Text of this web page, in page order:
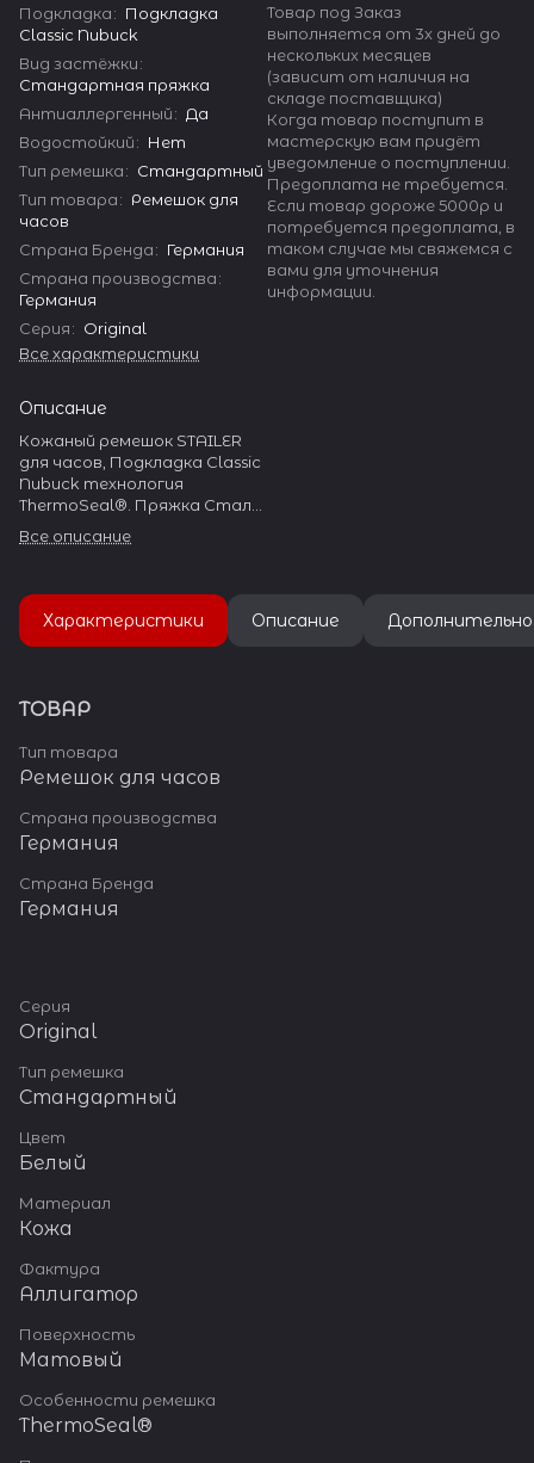
Подкладка: Подкладка
Classic Nubuck
Вид застёжки:
Стандартная пряжка
Антиаллергенный: Да
Водостойкий: Нет
Тип ремешка: Стандартный
Тип товара: Ремешок для
часов
Страна Бренда: Германия
Страна производства:
Германия
Серия: Original
Все характеристики
Описание
Кожаный ремешок STAILER
для часов, Подкладка Classic
Nubuck технология
ThermoSeal®. Пряжка Сталь
Все описание
Товар под Заказ
выполняется от 3х дней до
нескольких месяцев
(зависит от наличия на
складе поставщика)
Когда товар поступит в
мастерскую вам придёт
уведомление о поступлении.
Предоплата не требуется.
Если товар дороже 5000р и
потребуется предоплата, в
таком случае мы свяжемся с
вами для уточнения
информации.
Характеристики Описание Дополнительно
ТОВАР
Тип товара
Ремешок для часов
Страна производства
Германия
Страна Бренда
Германия
Серия
Original
Тип ремешка
Стандартный
Цвет
Белый
Материал
Кожа
Фактура
Аллигатор
Поверхность
Матовый
Особенности ремешка
ThermoSeal®